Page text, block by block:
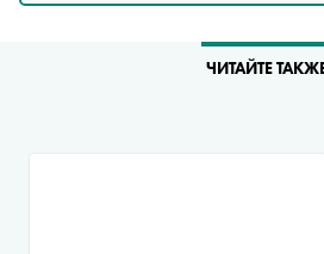
ЧИТАЙТЕ